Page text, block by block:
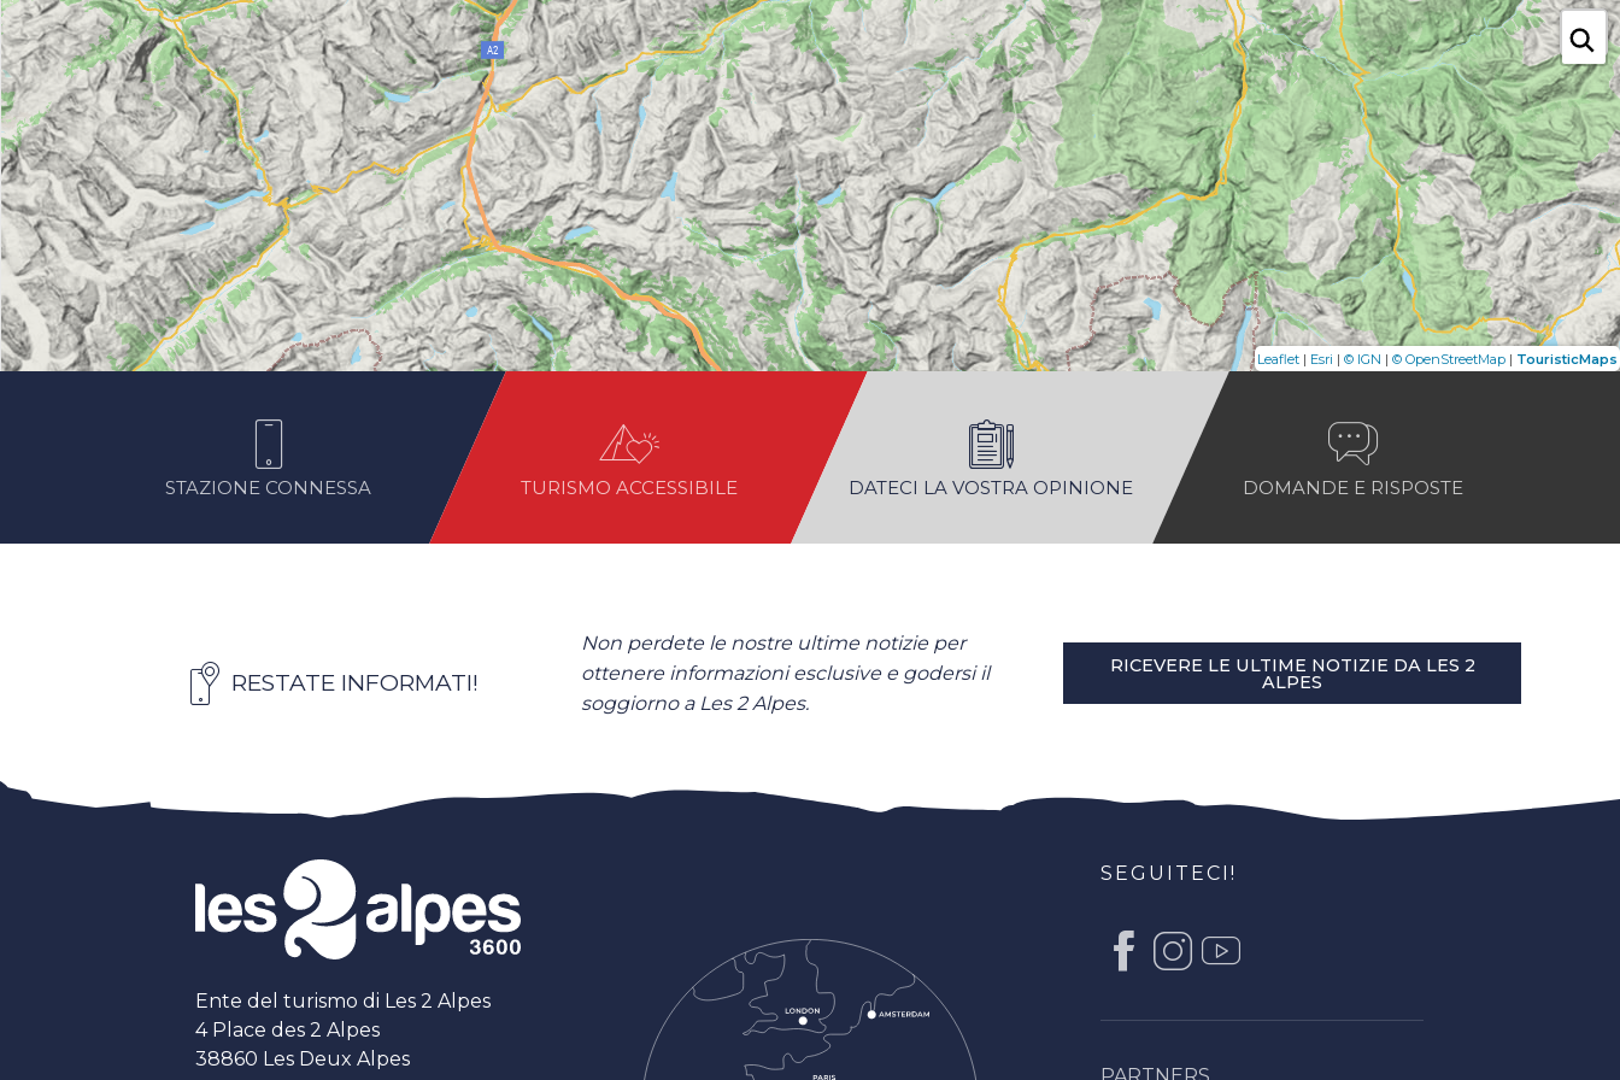
Leaflet | Esri | © IGN | © OpenStreetMap | TouristicMaps
STAZIONE CONNESSA TURISMO ACCESSIBILE DATECI LA VOSTRA OPINIONE DOMANDE E RISPOSTE
RESTATE INFORMATI!
Non perdete le nostre ultime notizie per
ottenere informazioni esclusive e godersi il
soggiorno a Les 2 Alpes.
RICEVERE LE ULTIME NOTIZIE DA LES 2
ALPES
Ente del turismo di Les 2 Alpes
4 Place des 2 Alpes
38860 Les Deux Alpes
SEGUITECI!
PARTNERS